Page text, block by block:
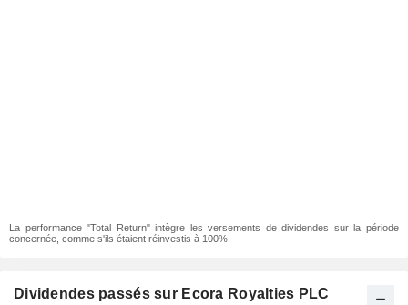
La performance "Total Return" intègre les versements de dividendes sur la période
concernée, comme s'ils étaient réinvestis à 100%.
Dividendes passés sur Ecora Royalties PLC